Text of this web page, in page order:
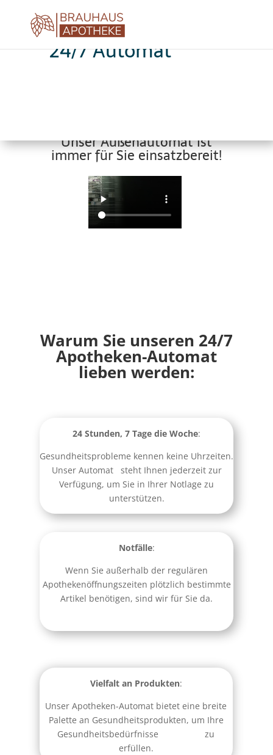
24/7 Automat
Unser Außenautomat ist
immer für Sie einsatzbereit!
Warum Sie unseren 24/7
Apotheken-Automat
lieben werden:
24 Stunden, 7 Tage die Woche:
Gesundheitsprobleme kennen keine Uhrzeiten.
Unser Automat steht Ihnen jederzeit zur
Verfügung, um Sie in Ihrer Notlage zu
unterstützen.
Notfälle:
Wenn Sie außerhalb der regulären
Apothekenöffnungszeiten plötzlich bestimmte
Artikel benötigen, sind wir für Sie da.
Vielfalt an Produkten:
Unser Apotheken-Automat bietet eine breite
Palette an Gesundheitsprodukten, um Ihre
Gesundheitsbedürfnisse zu
erfüllen.